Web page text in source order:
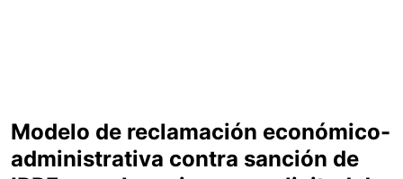
Modelo de reclamación económico-
administrativa contra sanción de